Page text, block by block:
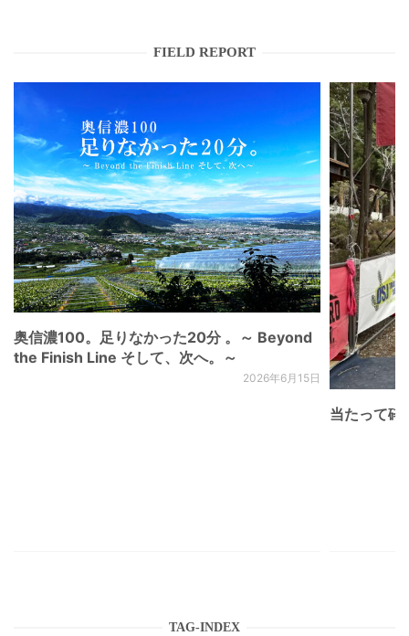
FIELD REPORT
奥信濃100。足りなかった20分 。～ Beyond
the Finish Line そして、次へ。～
2026年6月15日
当たって砕
TAG-INDEX